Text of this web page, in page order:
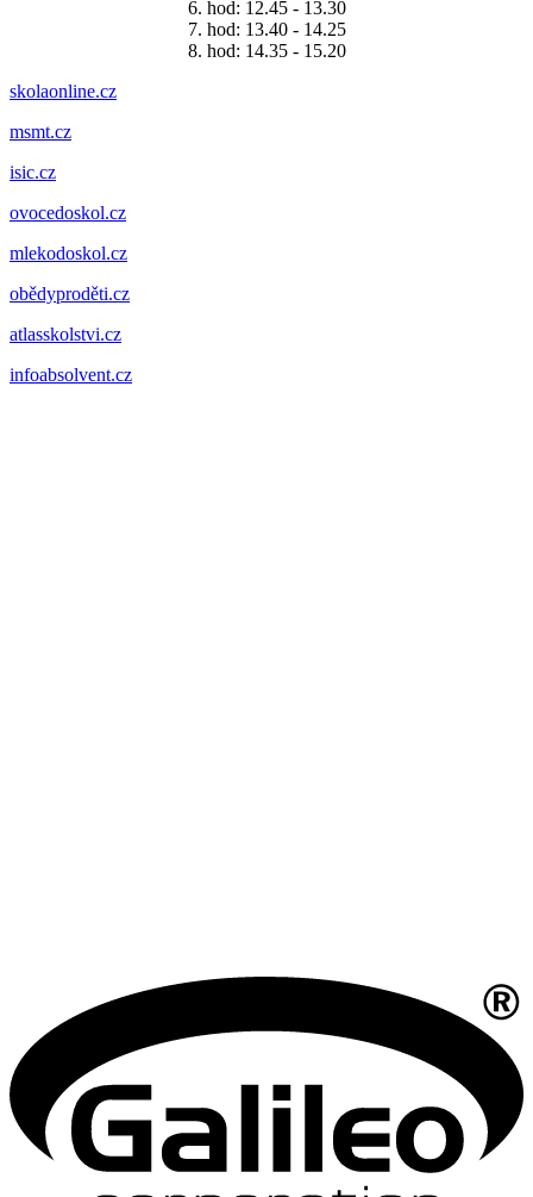
6. hod: 12.45 - 13.30
7. hod: 13.40 - 14.25
8. hod: 14.35 - 15.20
skolaonline.cz
msmt.cz
isic.cz
ovocedoskol.cz
mlekodoskol.cz
obědyproděti.cz
atlasskolstvi.cz
infoabsolvent.cz